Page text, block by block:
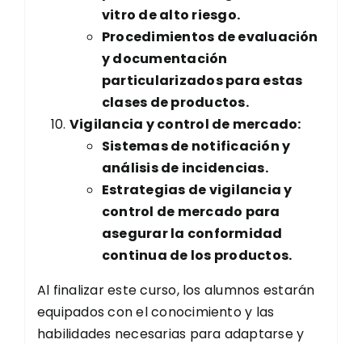
vitro de alto riesgo.
Procedimientos de evaluación
y documentación
particularizados para estas
clases de productos.
Vigilancia y control de mercado:
Sistemas de notificación y
análisis de incidencias.
Estrategias de vigilancia y
control de mercado para
asegurar la conformidad
continua de los productos.
Al finalizar este curso, los alumnos estarán
equipados con el conocimiento y las
habilidades necesarias para adaptarse y